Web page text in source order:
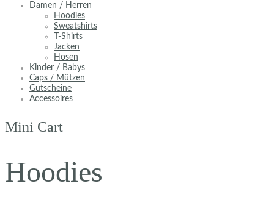
Damen / Herren
Hoodies
Sweatshirts
T-Shirts
Jacken
Hosen
Kinder / Babys
Caps / Mützen
Gutscheine
Accessoires
Mini Cart
Hoodies